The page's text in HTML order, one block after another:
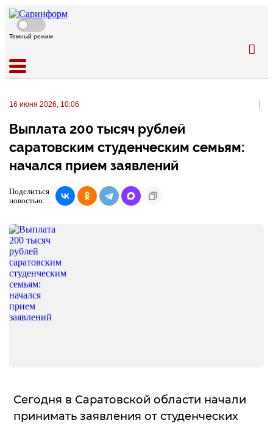
Темный режим
16 июня 2026, 10:06
Выплата 200 тысяч рублей
саратовским студенческим семьям:
начался прием заявлений
Поделиться
новостью:
Сегодня в Саратовской области начали
принимать заявления от студенческих